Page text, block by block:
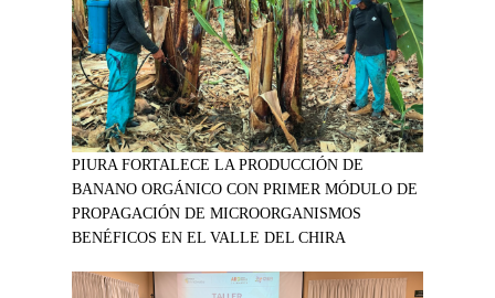
PIURA FORTALECE LA PRODUCCIÓN DE
BANANO ORGÁNICO CON PRIMER MÓDULO DE
PROPAGACIÓN DE MICROORGANISMOS
BENÉFICOS EN EL VALLE DEL CHIRA